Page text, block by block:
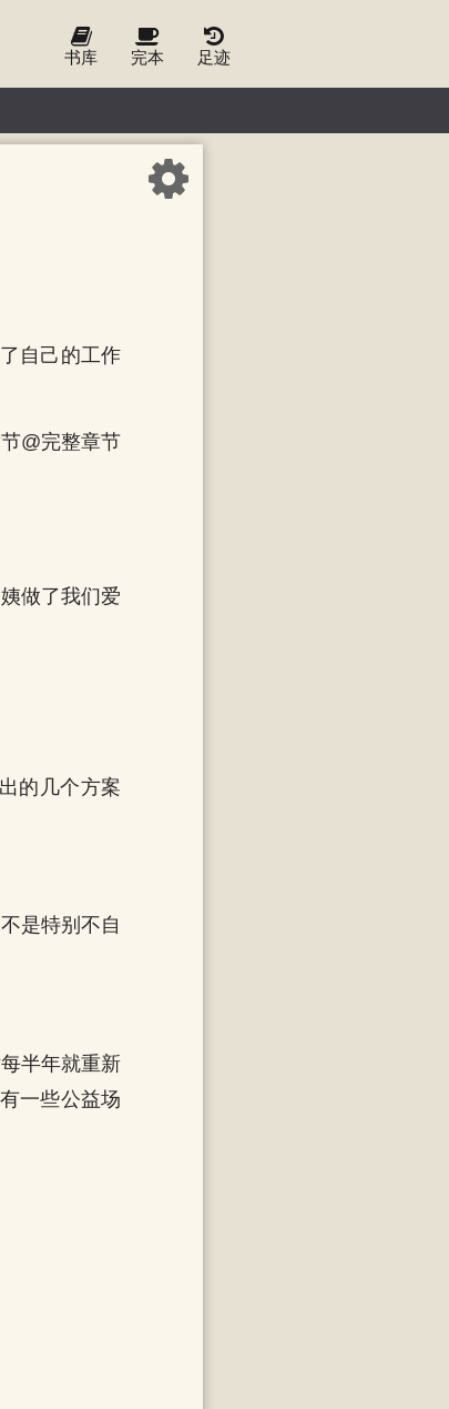
书库 完本 足迹
自己的工作
@完整章节
做了我们爱
的几个方案
是特别不自
半年就重新
一些公益场